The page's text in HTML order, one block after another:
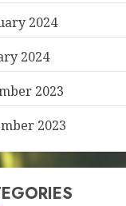
2024
2024
2023
2023